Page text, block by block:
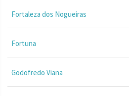
Fortaleza dos Nogueiras
Fortuna
Godofredo Viana